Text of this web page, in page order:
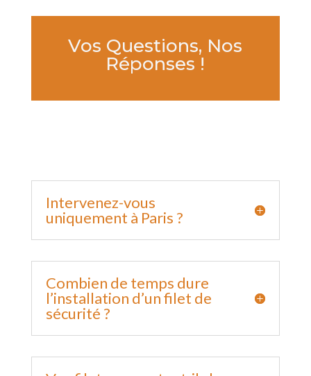
Vos Questions, Nos
Réponses !
Intervenez-vous
uniquement à Paris ?
Combien de temps dure
l’installation d’un filet de
sécurité ?